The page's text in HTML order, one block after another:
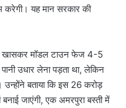
करेगी। यह मान सरकार की
खासकर मॉडल टाउन फेज 4-5
उधार लेना पड़ता था, लेकिन
बताया कि इस 26 करोड़
जाएंगी, एक अमरपुरा बस्ती में